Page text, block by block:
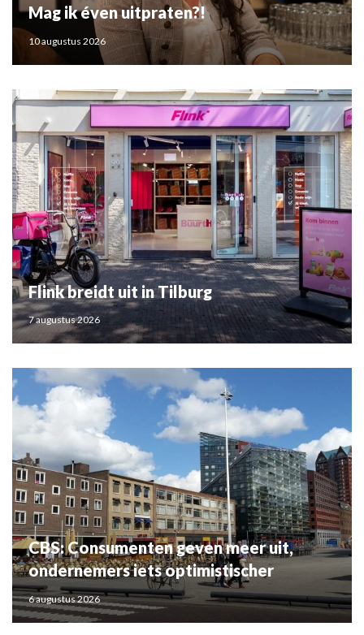
Mag ik éven uitpraten?!
10 augustus 2026
Flink breidt uit in Tilburg
7 augustus 2026
CBS: Consumenten geven meer uit,
ondernemers iets optimistischer
6 augustus 2026